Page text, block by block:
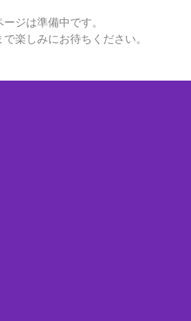
ージは準備中です。
楽しみにお待ちください。